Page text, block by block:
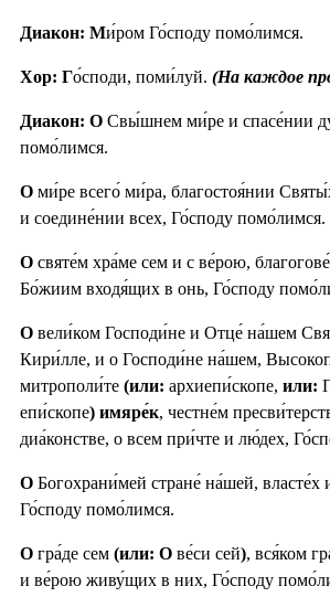
Диакон: Ми́ром Го́споду помо́лимся.
Хор: Го́споди, поми́луй. (На каждое
Диакон: О Свы́шнем ми́ре и спасе́нии
помо́лимся.
О ми́ре всего́ ми́ра, благостоя́нии
и соедине́нии всех, Го́споду помо́лимся.
О святе́м хра́ме сем и с ве́рою,
Бо́жиим входя́щих в онь, Го́споду
О вели́ком Господи́не и Отце́ на́шем
Кири́лле, и о Господи́не на́шем,
митрополи́те (или: архиепи́скопе, или:
епи́скопе) имяре́к, честне́м
диа́констве, о всем при́чте и лю́дех,
О Богохрани́мей стране́ на́шей, власте́х
Го́споду помо́лимся.
О гра́де сем (или: О ве́си сей), вся́ком
и ве́рою живу́щих в них, Го́споду